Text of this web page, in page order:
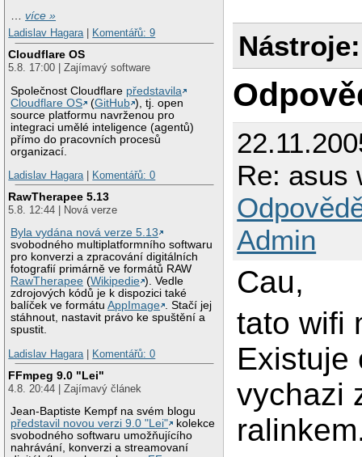
…více »
Ladislav Hagara| Komentářů: 9
Cloudflare OS
5.8. 17:00 | Zajímavý software
Společnost Cloudflare představila
Cloudflare OS
(GitHub ), tj. open
source platformu navrženou pro
integraci umělé inteligence (agentů)
přímo do pracovních procesů
organizací.
Ladislav Hagara| Komentářů: 0
RawTherapee 5.13
5.8. 12:44 | Nová verze
Byla vydána nová verze 5.13
svobodného multiplatformního softwaru
pro konverzi a zpracování digitálních
fotografií primárně ve formátů RAW
RawTherapee (Wikipedie ). Vedle
zdrojových kódů je k dispozici také
balíček ve formátuAppImage . Stačí jej
stáhnout, nastavit právo ke spuštění a
spustit.
Ladislav Hagara| Komentářů: 0
FFmpeg 9.0 "Lei"
4.8. 20:44 | Zajímavý článek
Jean-Baptiste Kempf na svém blogu
představil novou verzi 9.0 "Lei"
kolekce
svobodného softwaru umožňujícího
nahrávání, konverzi a streamovaní
Nástroje:
Re: asus
Admin
Cau,
tato wifi
Existuje
vychazi